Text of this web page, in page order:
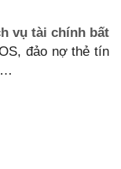
vụ tài chính bất
đảo nợ thẻ tín